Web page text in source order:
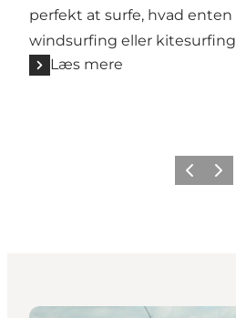
perfekt at surfe, hvad enten
windsurfing eller
Læs mere
ForrigeNæste